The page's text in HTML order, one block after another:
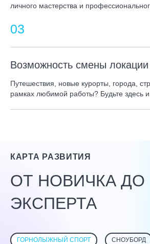
личного мастерства и
Возможность смены локации
Путешествия, новые курорты, города,
рамках любимой работы? Будьте здесь
КАРТА РАЗВИТИЯ
ОТ НОВИЧКА ДО
ЭКСПЕРТА
ГОРНОЛЫЖНЫЙ СПОРТ СНОУБОРД